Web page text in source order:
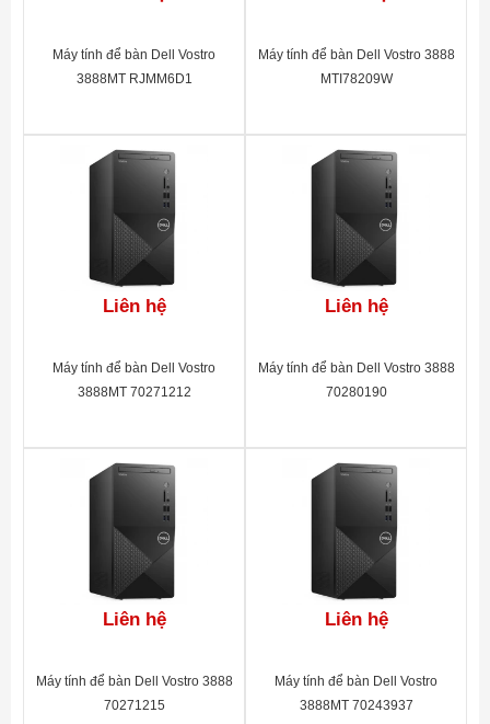
Máy tính để bàn Dell Vostro
3888MT RJMM6D1
Máy tính để bàn Dell Vostro 3888
MTI78209W
Liên hệ
Máy tính để bàn Dell Vostro
3888MT 70271212
Liên hệ
Máy tính để bàn Dell Vostro 3888
70280190
Liên hệ
Máy tính để bàn Dell Vostro 3888
70271215
Liên hệ
Máy tính để bàn Dell Vostro
3888MT 70243937